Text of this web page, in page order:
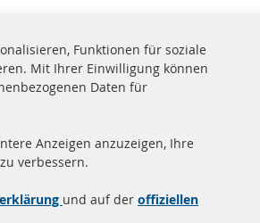
Teile zertifiziert und
homologiert mit e-Prüfzeichen
Funktionen für soziale
Mit Ihrer Einwilligung können
Daten für
Anzeigen anzuzeigen, Ihre
verbessern.
und auf der offiziellen